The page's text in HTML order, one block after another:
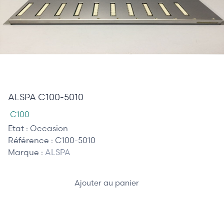
ALSPA C100-5010
C100
Etat : Occasion
Référence : C100-5010
Marque : ALSPA
Ajouter au panier